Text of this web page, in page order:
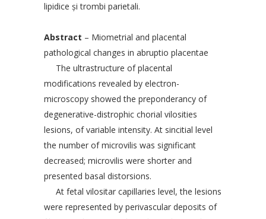
lipidice şi trombi parietali.
Abstract – Miometrial and placental
pathological changes in abruptio placentae
The ultrastructure of placental
modifications revealed by electron-
microscopy showed the preponderancy of
degenerative-distrophic chorial vilosities
lesions, of variable intensity. At sincitial level
the number of microvilis was significant
decreased; microvilis were shorter and
presented basal distorsions.
At fetal vilositar capillaries level, the lesions
were represented by perivascular deposits of